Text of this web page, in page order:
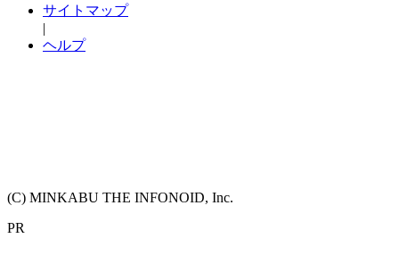
サイトマップ
|
ヘルプ
(C) MINKABU THE INFONOID, Inc.
PR